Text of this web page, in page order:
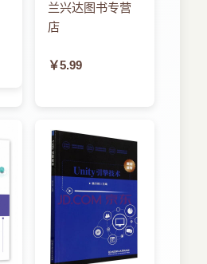
兰兴达图书专营
店
￥5.99